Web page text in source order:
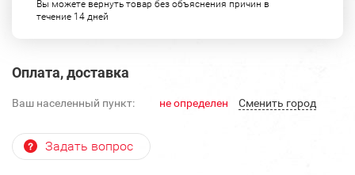
Вы можете вернуть товар без объяснения причин в
течение 14 дней
Оплата, доставка
Ваш населенный пункт: не определен Cменить город
Задать вопрос